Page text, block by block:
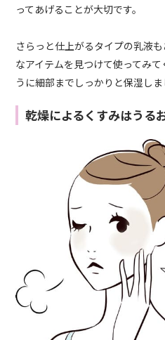
ってあげることが大切です。
さらっと仕上がるタイプの乳液
なアイテムを見つけて使ってみ
うに細部までしっかりと保湿しま
乾燥によるくすみはうる